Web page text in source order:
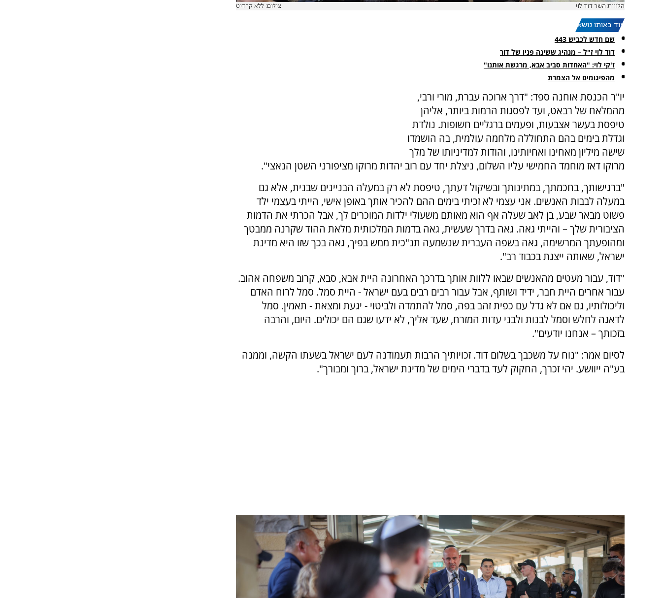
הלווית השר דוד לוי צילום: ללא קרדיט
עוד באותו נושא:
שם חדש לכביש 443
דוד לוי ז"ל – מנהיג ששינה פניו של דור
ז'קי לוי: "האחדות סביב אבא, מרגשת אותנו"
מהפיגומים אל הצמרת
יו"ר הכנסת אוחנה ספד: "דרך ארוכה עברת, מורי ורבי,
מהמלאח של רבאט, ועד לפסגות הרמות ביותר, אליהן
טיפסת בעשר אצבעות, ופעמים ברגליים חשופות. נולדת
וגדלת בימים בהם התחוללה מלחמה עולמית, בה הושמדו
שישה מיליון מאחינו ואחיותינו, והודות למדיניותו של מלך
מרוקו דאז מוחמד החמישי עליו השלום, ניצלת יחד עם רוב יהדות מרוקו מציפורני השטן הנאצי".
"ברגישותך, בחכמתך, במתינותך ובשיקול דעתך, טיפסת לא רק במעלה הבניינים שבנית, אלא גם
במעלה לבבות האנשים. אני עצמי לא זכיתי בימים ההם להכיר אותך באופן אישי, הייתי בעצמי ילד
פשוט מבאר שבע, בן לאב שעלה אף הוא מאותם משעולי ילדות המוכרים לך, אבל הכרתי את הדמות
הציבורית שלך – והייתי גאה. גאה בדרך שעשית, גאה בדמות המלכותית מלאת ההוד שקרנה ממבטך
ומהופעתך המרשימה, גאה בשפה העברית שנשמעה תנ"כית ממש בפיך, גאה בכך שזו היא מדינת
ישראל, שאותה ייצגת בכבוד רב".
"דוד, עבור מעטים מהאנשים שבאו ללוות אותך בדרכך האחרונה היית אבא, סבא, קרוב משפחה אהוב.
עבור אחרים היית חבר, ידיד ושותף, אבל עבור רבים רבים בעם ישראל - היית סמל. סמל לרוח האדם
וליכולותיו, גם אם לא גדל עם כפית זהב בפה, סמל להתמדה ולביטוי - יגעת ומצאת - תאמין. סמל
לדאגה לחלש וסמל לבנות ולבני עדות המזרח, שעד אליך, לא ידעו שגם הם יכולים. היום, והרבה
בזכותך – אנחנו יודעים".
לסיום אמר: "נוח על משכבך בשלום דוד. זכויותיך הרבות תעמודנה לעם ישראל בשעתו הקשה, וממנה
בע"ה ייוושע. יהי זכרך, החקוק לעד בדברי הימים של מדינת ישראל, ברוך ומבורך".